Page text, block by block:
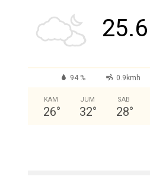
25.6
94 % 0.9kmh
KAM
26°
JUM
32°
SAB
28°